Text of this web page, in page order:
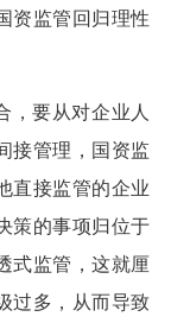
资监管回归理性
，要从对企业人
接管理，国资监
直接监管的企业
策的事项归位于
式监管，这就厘
过多，从而导致